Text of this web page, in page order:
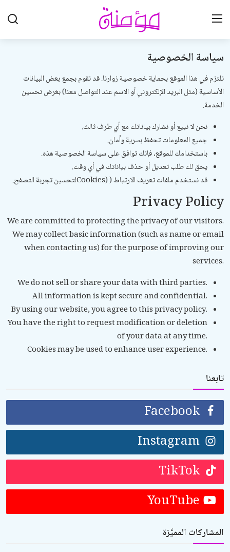
تواصل معنا
تعاون معنا
الرئيسية
العقيدة الإسلامية
علوم القرآن الكريم
الطهارة والعبادات
الخطوبة والزواج والطلاق
اللباس والزينة
الأدعية والأذكار
مسائل فقهية وفتاوى معاصرة
مسائل خاصة بالمرأة
تربية الأبناء
معرض الصور
سياسة الخصوصية
نلتزم في هذا الموقع بحماية خصوصية زوارنا. قد نقوم بجمع بعض البيانات
الأساسية (مثل البريد الإلكتروني أو الاسم عند التواصل معنا) بغرض تحسين
الخدمة.
نحن لا نبيع أو نشارك بياناتك مع أي طرف ثالث.
جميع المعلومات تحفظ بسرية وأمان.
باستخدامك للموقع، فإنك توافق على سياسة الخصوصية هذه.
يحق لك طلب تعديل أو حذف بياناتك في أي وقت.
قد نستخدم ملفات تعريف الارتباط (Cookies)لتحسين تجربة التصفح.
Privacy Policy
We are committed to protecting the privacy of our visitors.
We may collect basic information (such as name or email
when contacting us) for the purpose of improving our
services.
We do not sell or share your data with third parties.
All information is kept secure and confidential.
By using our website, you agree to this privacy policy.
You have the right to request modification or deletion
of your data at any time.
Cookies may be used to enhance user experience.
تابعنا
Facebook
Instagram
TikTok
YouTube
المشاركات المميَّزة